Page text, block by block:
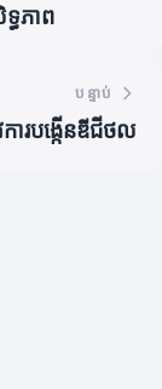
ធភាព
បន្ទាប់
ការបង្កើនឌីជីថល